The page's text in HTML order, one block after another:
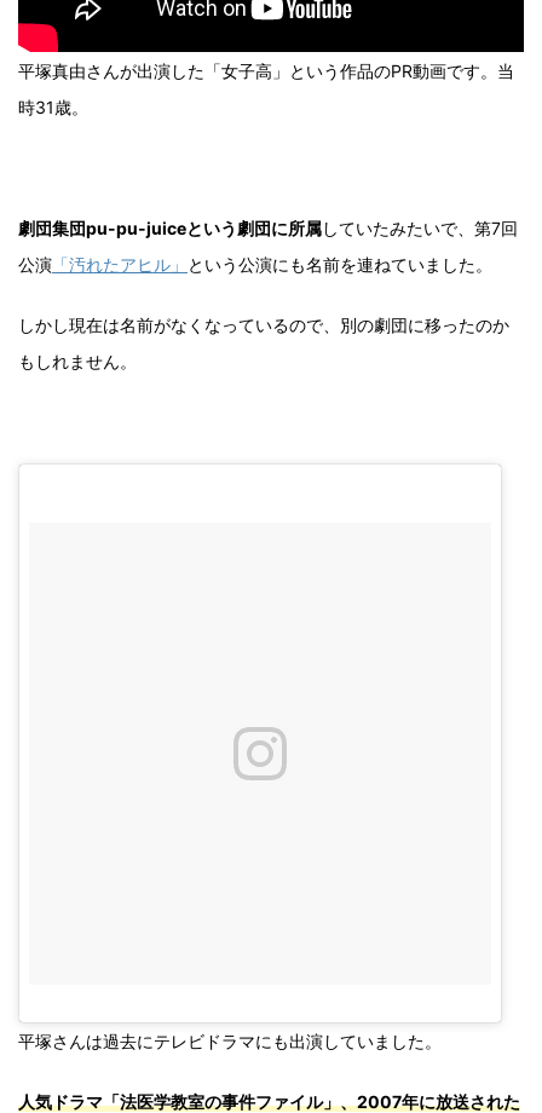
平塚真由さんが出演した「女子高」という作品のPR動画です。当
時31歳。
劇団集団pu-pu-juiceという劇団に所属していたみたいで、第7回
公演 「汚れたアヒル」 という公演にも名前を連ねていました。
しかし現在は名前がなくなっているので、別の劇団に移ったのか
もしれません。
平塚さんは過去にテレビドラマにも出演していました。
人気ドラマ「法医学教室の事件ファイル」、2007年に放送された